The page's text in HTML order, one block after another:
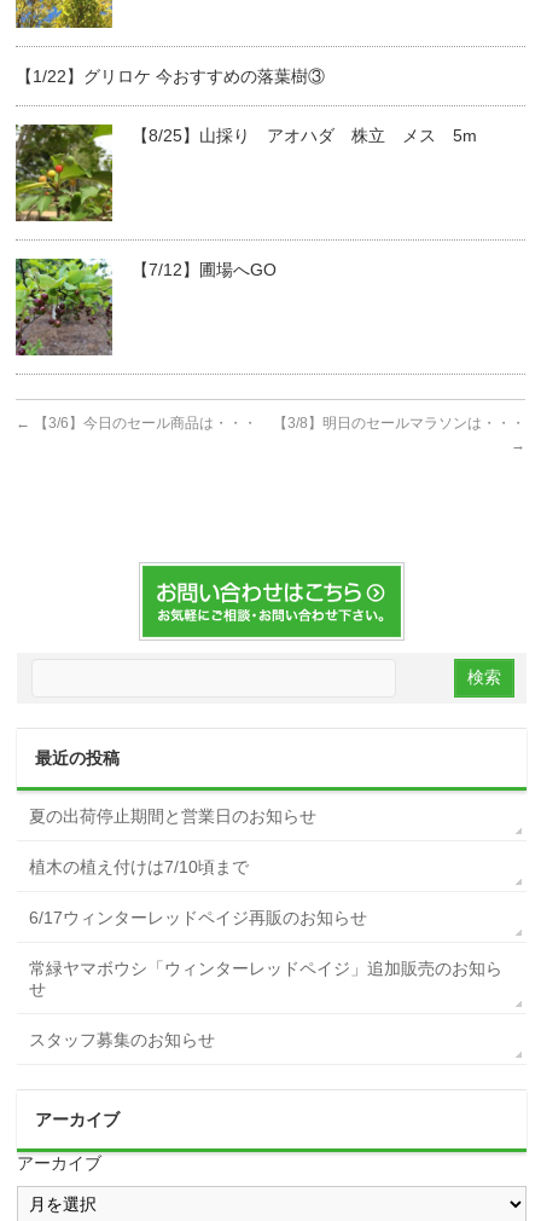
【1/22】グリロケ 今おすすめの落葉樹③
【8/25】山採り アオハダ 株立 メス 5m
【7/12】圃場へGO
← 【3/6】今日のセール商品は・・・
【3/8】明日のセールマラソンは・・・
→
最近の投稿
夏の出荷停止期間と営業日のお知らせ
植木の植え付けは7/10頃まで
6/17ウィンターレッドペイジ再販のお知らせ
常緑ヤマボウシ「ウィンターレッドペイジ」追加販売のお知ら
せ
スタッフ募集のお知らせ
アーカイブ
アーカイブ